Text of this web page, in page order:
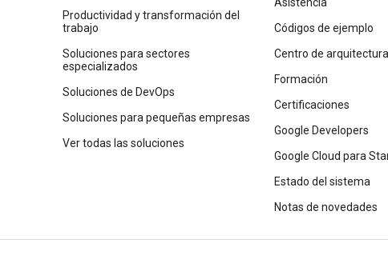
Productividad y transformación del
trabajo
Soluciones para sectores
especializados
Soluciones de DevOps
Soluciones para pequeñas empresas
Ver todas las soluciones
Códigos de ejemplo
Centro de
Formación
Certificaciones
Google Developers
Google Cloud para
Estado del sistema
Notas de novedades